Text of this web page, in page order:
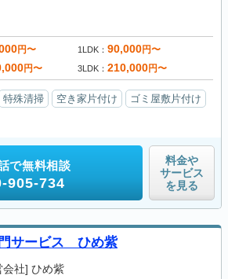
円〜 1LDK 90,000円〜
円〜 3LDK 210,000円〜
特殊清掃 空き家片付け
ゴミ屋敷片付け
で無料相談
905-734
料金や
サービス
を見る
サービス ひめ紫
会社] ひめ紫